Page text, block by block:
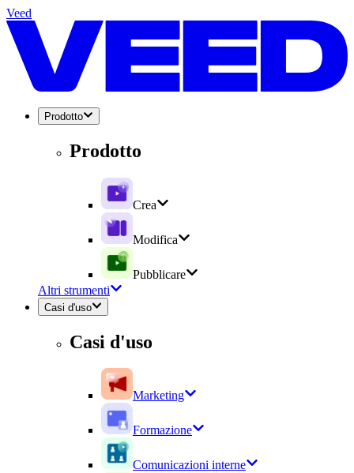
Veed
Prodotto
Prodotto
Crea
Modifica
Pubblicare
Altri strumenti
Casi d'uso
Casi d'uso
Marketing
Formazione
Comunicazioni interne